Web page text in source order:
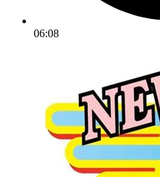
06:08